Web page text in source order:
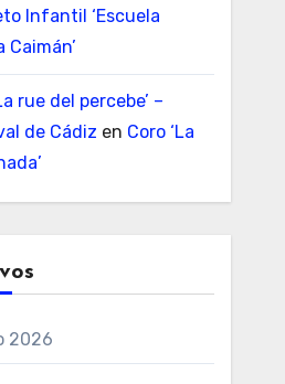
Infantil ‘Escuela
Caimán’
rue del percebe’ –
de Cádiz en Coro ‘La
2026